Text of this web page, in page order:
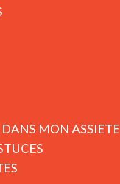
MON ASSIETE